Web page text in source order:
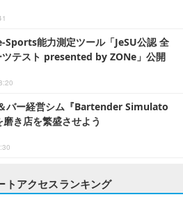
Sports能力測定ツール「JeSU公認 全
ツテスト presented by ZONe」公開
バー経営シム『Bartender Simulato
き店を繁盛させよう
トアクセスランキング